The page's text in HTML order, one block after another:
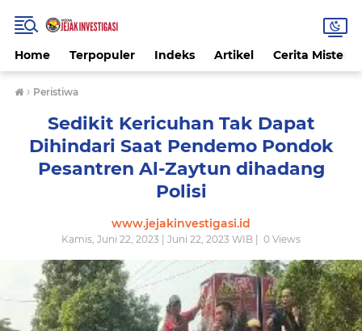
Home Terpopuler Indeks Artikel Cerita Misteri
› Peristiwa
Sedikit Kericuhan Tak Dapat
Dihindari Saat Pendemo Pondok
Pesantren Al-Zaytun dihadang
Polisi
www.jejakinvestigasi.id
Kamis, Juni 22, 2023 | Juni 22, 2023 WIB | 0 Views